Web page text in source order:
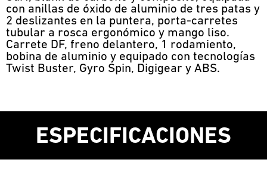
con anillas de óxido de aluminio de tres patas y
2 deslizantes en la puntera, porta-carretes
tubular a rosca ergonómico y mango liso.
Carrete DF, freno delantero, 1 rodamiento,
bobina de aluminio y equipado con tecnologías
Twist Buster, Gyro Spin, Digigear y ABS.
ESPECIFICACIONES